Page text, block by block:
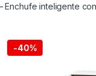
Enchufe inteligente
-40%